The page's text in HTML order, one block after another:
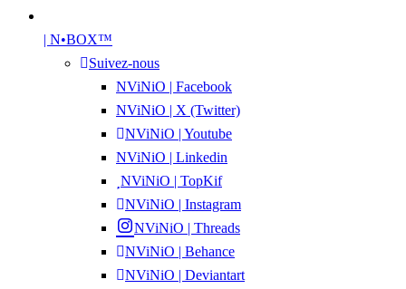
| N•BOX™
Suivez-nous
NViNiO | Facebook
NViNiO | X (Twitter)
NViNiO | Youtube
NViNiO | Linkedin
NViNiO | TopKif
NViNiO | Instagram
NViNiO | Threads
NViNiO | Behance
NViNiO | Deviantart